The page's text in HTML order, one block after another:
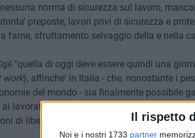
Il rispetto
Noi e i nostri 1733 partner
norma di sicurezza sul lavoro,
preposte, lavori privi di sicurezza e
fame, sfruttamento selvaggio della e nella
''quella di oggi deve essere quindi una
work), affinche' in Italia - che, nonostante i
del mondo - sia finalmente possibile
ai lavoratori piu' anziani, a quelli piu'
di liberta', eguaglianza, sicurezza e